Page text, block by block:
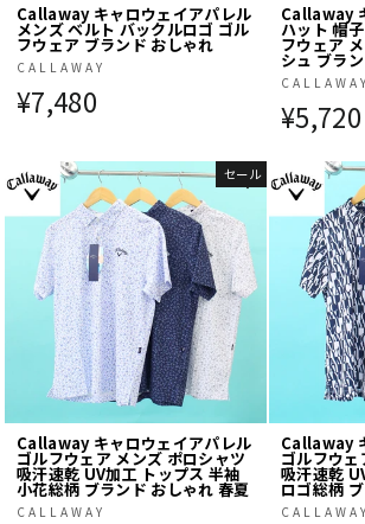
Callaway キャロウェイアパレル
メンズ ベルト バックルロゴ ゴル
フウェア ブランド おしゃれ
CALLAWAY
¥7,480
Callaway
ハット 帽
フウェア
シュ ブラ
CALLAWAY
¥5,720
セール
Callaway キャロウェイアパレル
ゴルフウェア メンズ ポロシャツ
吸汗速乾 UV加工 トップス 半袖
小花総柄 ブランド おしゃれ 春夏
CALLAWAY
Callaway
ゴルフウ
吸汗速乾
ロゴ総柄
CALLAWAY